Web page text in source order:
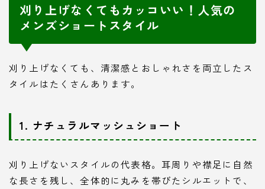
刈り上げなくてもカッコいい！人気の
メンズショートスタイル
刈り上げなくても、清潔感とおしゃれさを両立したス
タイルはたくさんあります。
1. ナチュラルマッシュショート
刈り上げないスタイルの代表格。耳周りや襟足に自然
な長さを残し、全体的に丸みを帯びたシルエットで、